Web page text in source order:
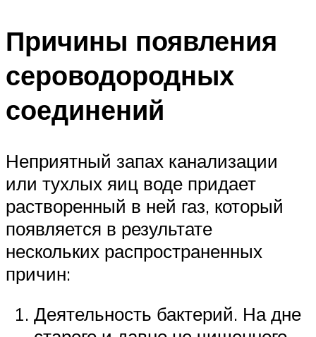
Причины появления
сероводородных
соединений
Неприятный запах канализации
или тухлых яиц воде придает
растворенный в ней газ, который
появляется в результате
нескольких распространенных
причин:
Деятельность бактерий. На дне